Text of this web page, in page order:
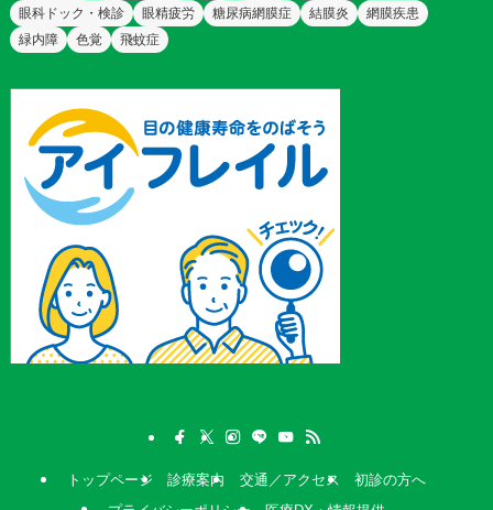
眼科ドック・検診
眼精疲労 糖尿病網膜症 結膜炎
網膜疾患
緑内障
色覚 飛蚊症
トップページ 診療案内 交通／アクセス
初診の方へ